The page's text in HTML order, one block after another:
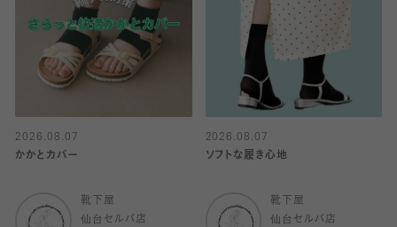
2026.08.07
かかとカバー
靴下屋
仙台セルバ店
2026.08.07
ソフトな履き心地
靴下屋
仙台セルバ店